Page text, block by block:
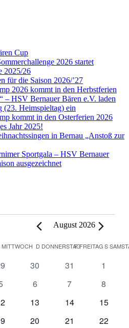
Cup
2026 startet
2025/26
für die Saison 2026/’27
2026 kommt in den Herbstferien
– HSV Bernauer Bären e.V. laden
(23. Heimspieltag) ein
kommt in den Osterferien 2026
Jahr 2025!
in Bernau „Anstoß zur
Sportgala – HSV Bernauer
ausgezeichnet
August 2026
MITTWOCH D DONNERSTAG
FFREITAGS
0
30
0
31
0
1
0
6
0
7
0
8
0
13
0
14
0
15
0
20
0
21
0
22